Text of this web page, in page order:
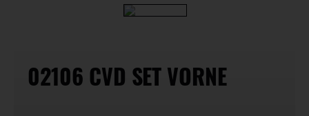
02106 CVD SET VORNE